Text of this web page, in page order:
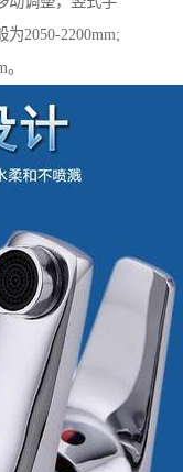
2050-2200mm;